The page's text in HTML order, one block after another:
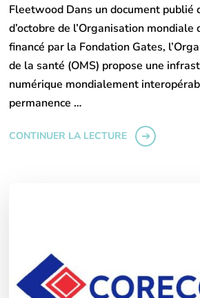
Fleetwood Dans un document publié
d’octobre de l’Organisation
financé par la Fondation Gates,
de la santé (OMS) propose une
numérique mondialement
permanence …
CONTINUER LA LECTURE